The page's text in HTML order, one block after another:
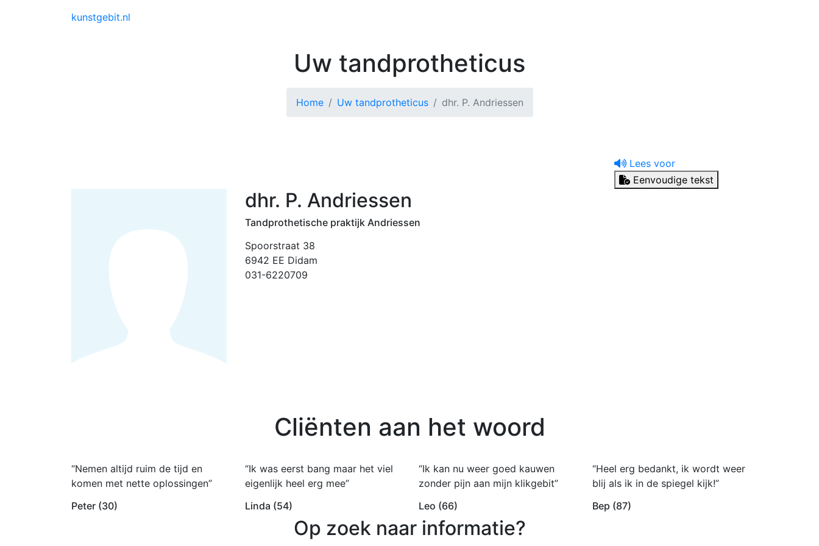
kunstgebit.nl
Uw tandprotheticus
Home Uw tandprotheticus dhr. P. Andriessen
Lees voor
Eenvoudige tekst
dhr. P. Andriessen
Tandprothetische praktijk Andriessen
Spoorstraat 38
6942 EE Didam
031-6220709
Cliënten aan het woord
“Nemen altijd ruim de tijd en
komen met nette oplossingen”
Peter (30)
“Ik was eerst bang maar het viel
eigenlijk heel erg mee”
Linda (54)
“Ik kan nu weer goed kauwen
zonder pijn aan mijn klikgebit”
Leo (66)
“Heel erg bedankt, ik wordt weer
blij als ik in de spiegel kijk!”
Bep (87)
Op zoek naar informatie?